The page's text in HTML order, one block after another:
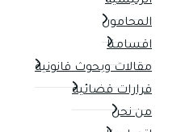
المحامون
اقسامنا
مقالات وبحوث قانونية
قرارات قضائية
من نحن